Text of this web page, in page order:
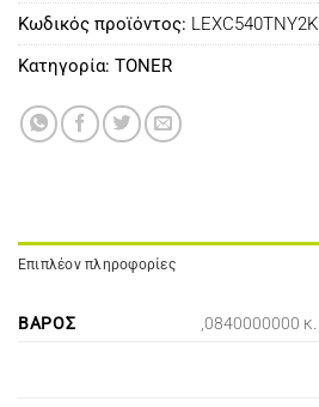
Κωδικός προϊόντος: LEXC540TNY2K
Κατηγορία: TONER
Επιπλέον πληροφορίες
ΒΆΡΟΣ ,0840000000 κ.